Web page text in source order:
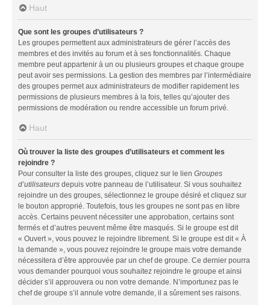
Haut
Que sont les groupes d’utilisateurs ?
Les groupes permettent aux administrateurs de gérer l’accès des
membres et des invités au forum et à ses fonctionnalités. Chaque
membre peut appartenir à un ou plusieurs groupes et chaque groupe
peut avoir ses permissions. La gestion des membres par l’intermédiaire
des groupes permet aux administrateurs de modifier rapidement les
permissions de plusieurs membres à la fois, telles qu’ajouter des
permissions de modération ou rendre accessible un forum privé.
Haut
Où trouver la liste des groupes d’utilisateurs et comment les
rejoindre ?
Pour consulter la liste des groupes, cliquez sur le lien Groupes
d’utilisateurs depuis votre panneau de l’utilisateur. Si vous souhaitez
rejoindre un des groupes, sélectionnez le groupe désiré et cliquez sur
le bouton approprié. Toutefois, tous les groupes ne sont pas en libre
accès. Certains peuvent nécessiter une approbation, certains sont
fermés et d’autres peuvent même être masqués. Si le groupe est dit
« Ouvert », vous pouvez le rejoindre librement. Si le groupe est dit « À
la demande », vous pouvez rejoindre le groupe mais votre demande
nécessitera d’être approuvée par un chef de groupe. Ce dernier pourra
vous demander pourquoi vous souhaitez rejoindre le groupe et ainsi
décider s’il approuvera ou non votre demande. N’importunez pas le
chef de groupe s’il annule votre demande, il a sûrement ses raisons.